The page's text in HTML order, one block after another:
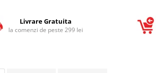
Livrare Gratuita
la comenzi de peste 299 lei